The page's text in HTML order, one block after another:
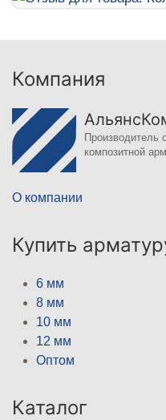
Компания
Производитель
композитной
О компании
Купить
6 мм
8 мм
10 мм
12 мм
Оптом
Каталог